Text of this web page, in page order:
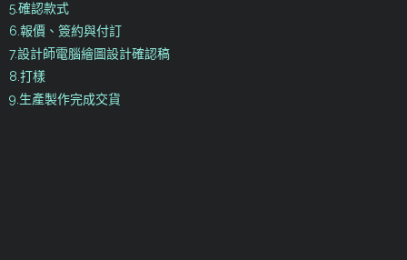
5.確認款式
6.報價、簽約與付訂
7.設計師電腦繪圖設計確認稿
8.打樣
9.生產製作完成交貨